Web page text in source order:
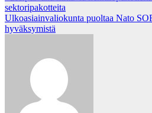
navigation
sektoripakotteita
Ulkoasiainvaliokunta puoltaa Nato
hyväksymistä